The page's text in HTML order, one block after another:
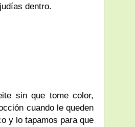
dentro.
sin que tome color,
cuando le queden
y lo tapamos para que